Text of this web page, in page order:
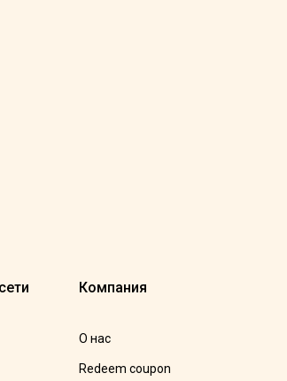
Компания
О нас
Redeem coupon